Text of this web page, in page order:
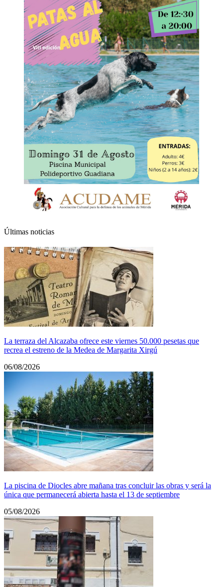
Últimas noticias
La terraza del Alcazaba ofrece este viernes 50.000 pesetas que
recrea el estreno de la Medea de Margarita Xirgú
06/08/2026
La piscina de Diocles abre mañana tras concluir las obras y será la
única que permanecerá abierta hasta el 13 de septiembre
05/08/2026